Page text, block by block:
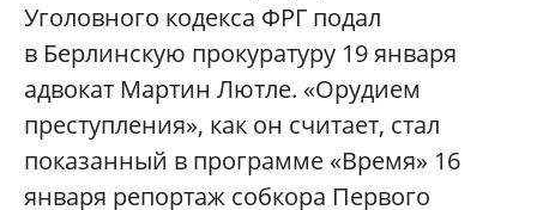
Уголовного кодекса ФРГ подал
в Берлинскую прокуратуру 19 января
адвокат Мартин Лютле. «Орудием
преступления», как он считает, стал
показанный в программе «Время» 16
января репортаж собкора Первого